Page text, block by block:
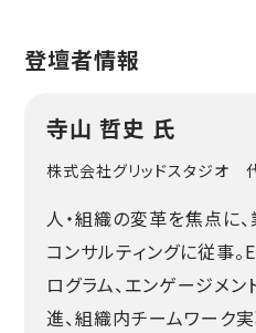
登壇者情報
寺山 哲史 氏
株式会社グリッドスタジオ
人・組織の変革を焦点に
コンサルティングに従事
ログラム、エンゲージメ
進、組織内チームワーク